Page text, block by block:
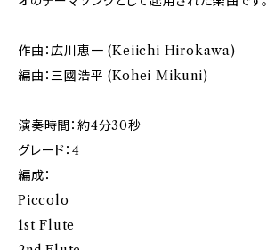
作曲：広川恵一 (Keiichi Hirokawa)
編曲：三國浩平 (Kohei Mikuni)
演奏時間：約4分30秒
グレード：4
編成：
Piccolo
1st Flute